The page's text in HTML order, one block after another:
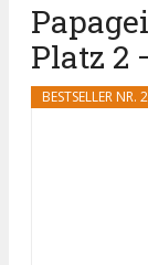
Platz 2
BESTSELLER NR. 2